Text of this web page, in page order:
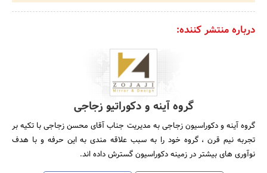
درباره منتشر کننده:
گروه آینه و دکوراتیو زجاجی
گروه آینه و دکوراسیون زجاجی به مدیریت جناب آقای محسن زجاجی با تکیه بر
تجربه نیم قرن ، گروه خود را به سبب علاقه مندی به این حرفه و با هدف
نوآوری های بیشتر در زمینه دکوراسیون گسترش داده اند.